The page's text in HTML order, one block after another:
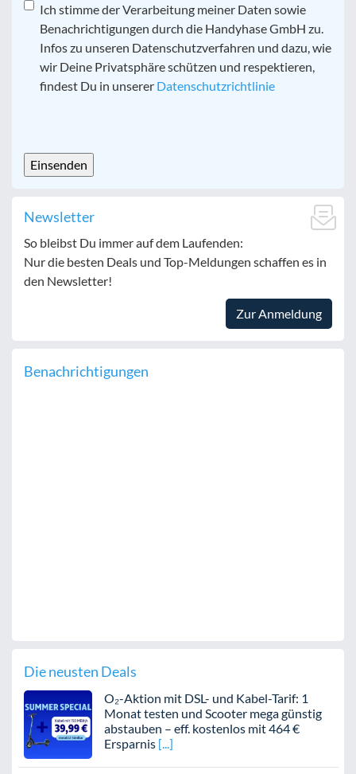
Datenschutz*
Ich stimme der Verarbeitung meiner Daten sowie
Benachrichtigungen durch die Handyhase GmbH zu.
Infos zu unseren Datenschutzverfahren und dazu, wie
wir Deine Privatsphäre schützen und respektieren,
findest Du in unserer Datenschutzrichtlinie
Newsletter
So bleibst Du immer auf dem Laufenden:
Nur die besten Deals und Top-Meldungen schaffen es in
den Newsletter!
Zur Anmeldung
Benachrichtigungen
Die neusten Deals
O₂-Aktion mit DSL- und Kabel-Tarif: 1
Monat testen und Scooter mega günstig
abstauben – eff. kostenlos mit 464 €
Ersparnis